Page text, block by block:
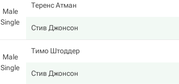
Male
Single
Теренс Атман
Стив Джонсон
Male
Single
Тимо Штоддер
Стив Джонсон